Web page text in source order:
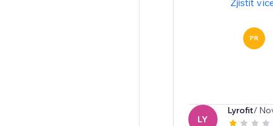
Zjistit
PR
LY
Lyrofit/